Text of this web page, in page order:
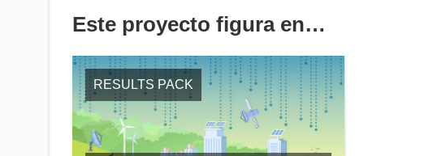
Este proyecto figura en…
RESULTS PACK